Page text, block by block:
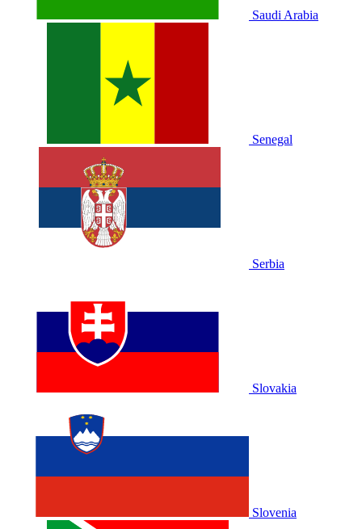
Saudi Arabia
Senegal
Serbia
Slovakia
Slovenia